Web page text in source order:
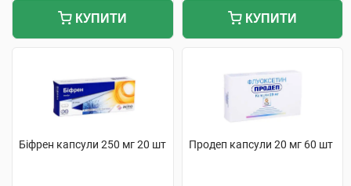
КУПИТИ КУПИТИ
Біфрен капсули 250 мг 20 шт Продеп капсули 20 мг 60 шт